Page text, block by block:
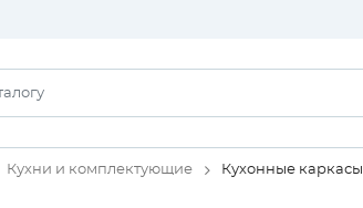
Кухни и комплектующие Кухонные каркасы